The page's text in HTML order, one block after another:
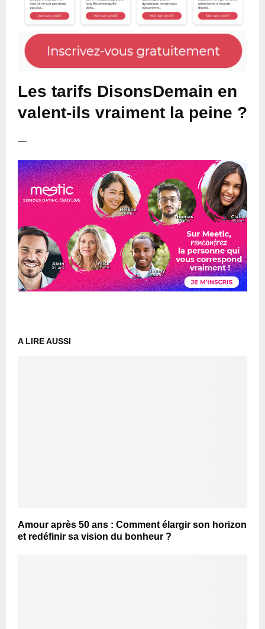
Les tarifs DisonsDemain en
valent-ils vraiment la peine ?
—
A LIRE AUSSI
Amour après 50 ans : Comment élargir son horizon
et redéfinir sa vision du bonheur ?